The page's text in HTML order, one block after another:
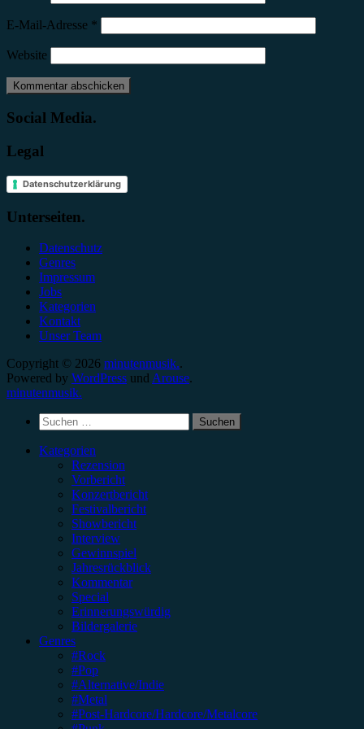
E-Mail-Adresse *
Website
Social Media.
Legal
Datenschutzerklärung
Unterseiten.
Datenschutz
Genres
Impressum
Jobs
Kategorien
Kontakt
Unser Team
Copyright © 2026 minutenmusik..
Powered by WordPress und Arouse.
minutenmusik.
Suchen
nach:
Kategorien
Rezension
Vorbericht
Konzertbericht
Festivalbericht
Showbericht
Interview
Gewinnspiel
Jahresrückblick
Kommentar
Special
Erinnerungswürdig
Bildergalerie
Genres
#Rock
#Pop
#Alternative/Indie
#Metal
#Post-Hardcore/Hardcore/Metalcore